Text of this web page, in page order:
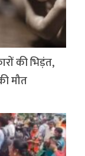
की भिड़ंत,
मौत